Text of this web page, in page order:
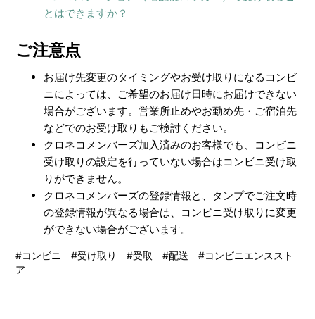
とはできますか？
ご注意点
お届け先変更のタイミングやお受け取りになるコンビ
ニによっては、ご希望のお届け日時にお届けできない
場合がございます。営業所止めやお勤め先・ご宿泊先
などでのお受け取りもご検討ください。
クロネコメンバーズ加入済みのお客様でも、コンビニ
受け取りの設定を行っていない場合はコンビニ受け取
りができません。
クロネコメンバーズの登録情報と、タンプでご注文時
の登録情報が異なる場合は、コンビニ受け取りに変更
ができない場合がございます。
#コンビニ #受け取り #受取 #配送 #コンビニエンススト
ア